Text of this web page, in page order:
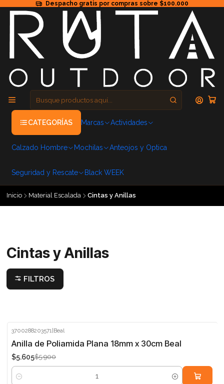
Despacho gratis por compras sobre $100.000
CATEGORÍAS Marcas Actividades
Calzado Hombre Mochilas Anteojos y Optica
Seguridad y Rescate Black WEEK
Inicio Material Escalada Cintas y Anillas
Cintas y Anillas
FILTROS
-5%
3700288203571|Beal
Anilla de Poliamida Plana 18mm x 30cm Beal
$5.605$5.900
Cantidad